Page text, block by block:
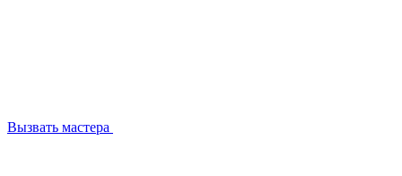
Вызвать мастера